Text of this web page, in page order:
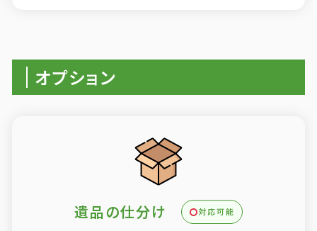
オプション
遺品の仕分け 対応可能